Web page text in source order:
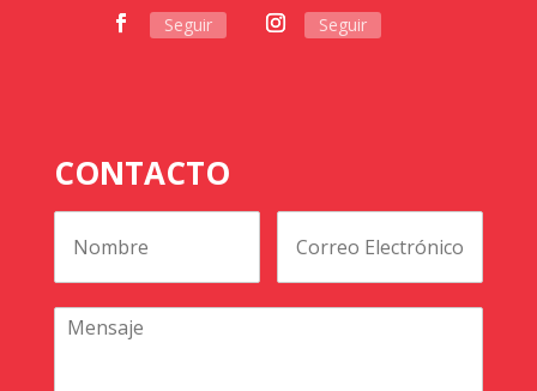
Seguir Seguir
CONTACTO